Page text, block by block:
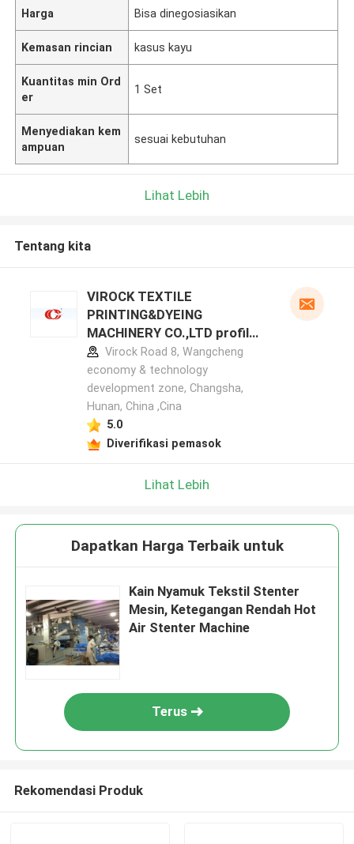
Harga Bisa dinegosiasikan
Kemasan rincian kasus kayu
Kuantitas min Ord
er
1 Set
Menyediakan kem
ampuan
sesuai kebutuhan
Lihat Lebih
Tentang kita
VIROCK TEXTILE
PRINTING&DYEING
MACHINERY CO.,LTD profil
pabrikan
Virock Road 8, Wangcheng
economy & technology
development zone, Changsha,
Hunan, China ,Cina
5.0
Diverifikasi pemasok
Lihat Lebih
Dapatkan Harga Terbaik untuk
Kain Nyamuk Tekstil Stenter
Mesin, Ketegangan Rendah Hot
Air Stenter Machine
Terus
Rekomendasi Produk